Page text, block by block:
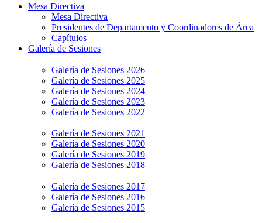
Mesa Directiva
Mesa Directiva
Presidentes de Departamento y Coordinadores de Área
Capítulos
Galería de Sesiones
Galería de Sesiones 2026
Galería de Sesiones 2025
Galería de Sesiones 2024
Galería de Sesiones 2023
Galería de Sesiones 2022
Galería de Sesiones 2021
Galería de Sesiones 2020
Galería de Sesiones 2019
Galería de Sesiones 2018
Galería de Sesiones 2017
Galería de Sesiones 2016
Galería de Sesiones 2015